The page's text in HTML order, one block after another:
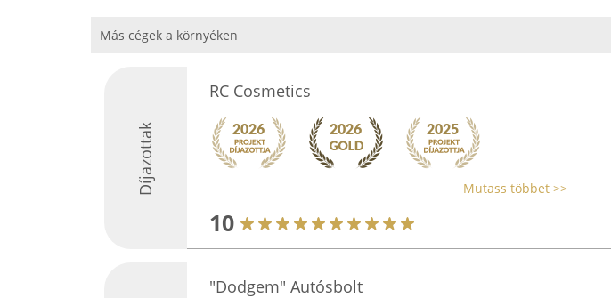
Más cégek a környéken
Díjazottak
RC Cosmetics
Mutass többet >>
10
"Dodgem" Autósbolt